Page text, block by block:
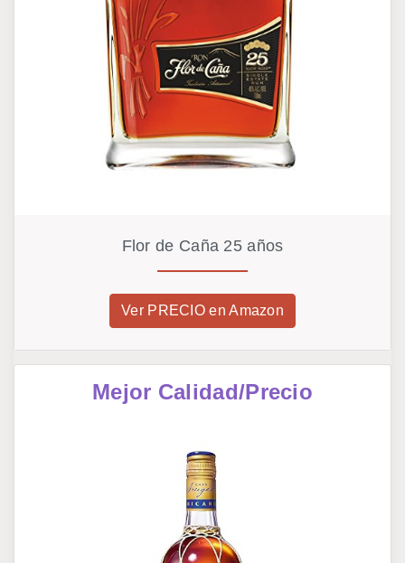
Flor de Caña 25 años
Ver PRECIO en Amazon
Mejor Calidad/Precio